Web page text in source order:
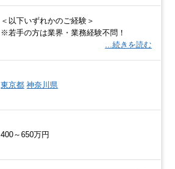
＜以下いずれかのご経験＞
※若手の方は業界・業務経験不問！
…続きを読む
東京都 神奈川県
400～650万円